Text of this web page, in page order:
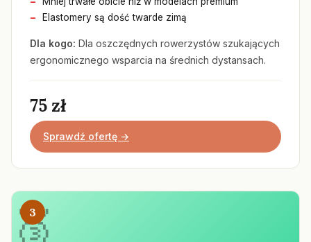
Elastomery są dość twarde zimą
Dla kogo: Dla oszczędnych rowerzystów szukających
ergonomicznego wsparcia na średnich dystansach.
75 zł
Sprawdź ofertę →
3